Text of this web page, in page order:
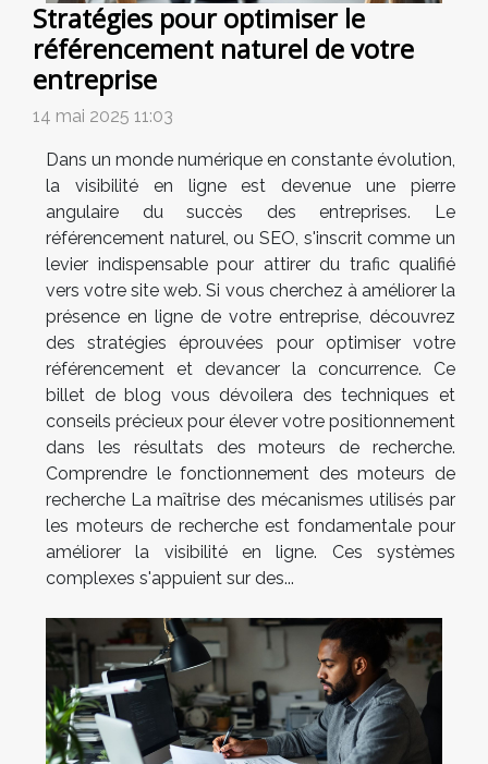
Stratégies pour optimiser le
référencement naturel de votre
entreprise
14 mai 2025 11:03
Dans un monde numérique en constante évolution,
la visibilité en ligne est devenue une pierre
angulaire du succès des entreprises. Le
référencement naturel, ou SEO, s'inscrit comme un
levier indispensable pour attirer du trafic qualifié
vers votre site web. Si vous cherchez à améliorer la
présence en ligne de votre entreprise, découvrez
des stratégies éprouvées pour optimiser votre
référencement et devancer la concurrence. Ce
billet de blog vous dévoilera des techniques et
conseils précieux pour élever votre positionnement
dans les résultats des moteurs de recherche.
Comprendre le fonctionnement des moteurs de
recherche La maîtrise des mécanismes utilisés par
les moteurs de recherche est fondamentale pour
améliorer la visibilité en ligne. Ces systèmes
complexes s'appuient sur des...